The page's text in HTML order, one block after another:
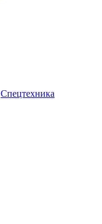
Спецтехника